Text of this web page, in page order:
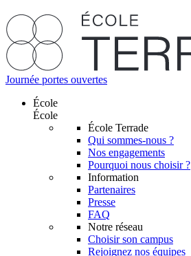
Journée portes ouvertes
École
École
École Terrade
Qui sommes-nous ?
Nos engagements
Pourquoi nous choisir ?
Information
Partenaires
Presse
FAQ
Notre réseau
Choisir son campus
Rejoignez nos équipes